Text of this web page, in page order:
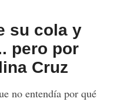
su cola y
pero por
Cruz
no entendía por qué